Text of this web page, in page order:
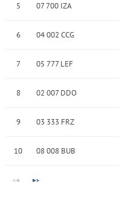
5 07 700 IZA
6 04 002 CCG
7 05 777 LEF
8 02 007 DDO
9 03 333 FRZ
10 08 008 BUB